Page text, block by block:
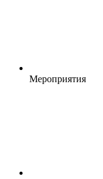
Мероприятия